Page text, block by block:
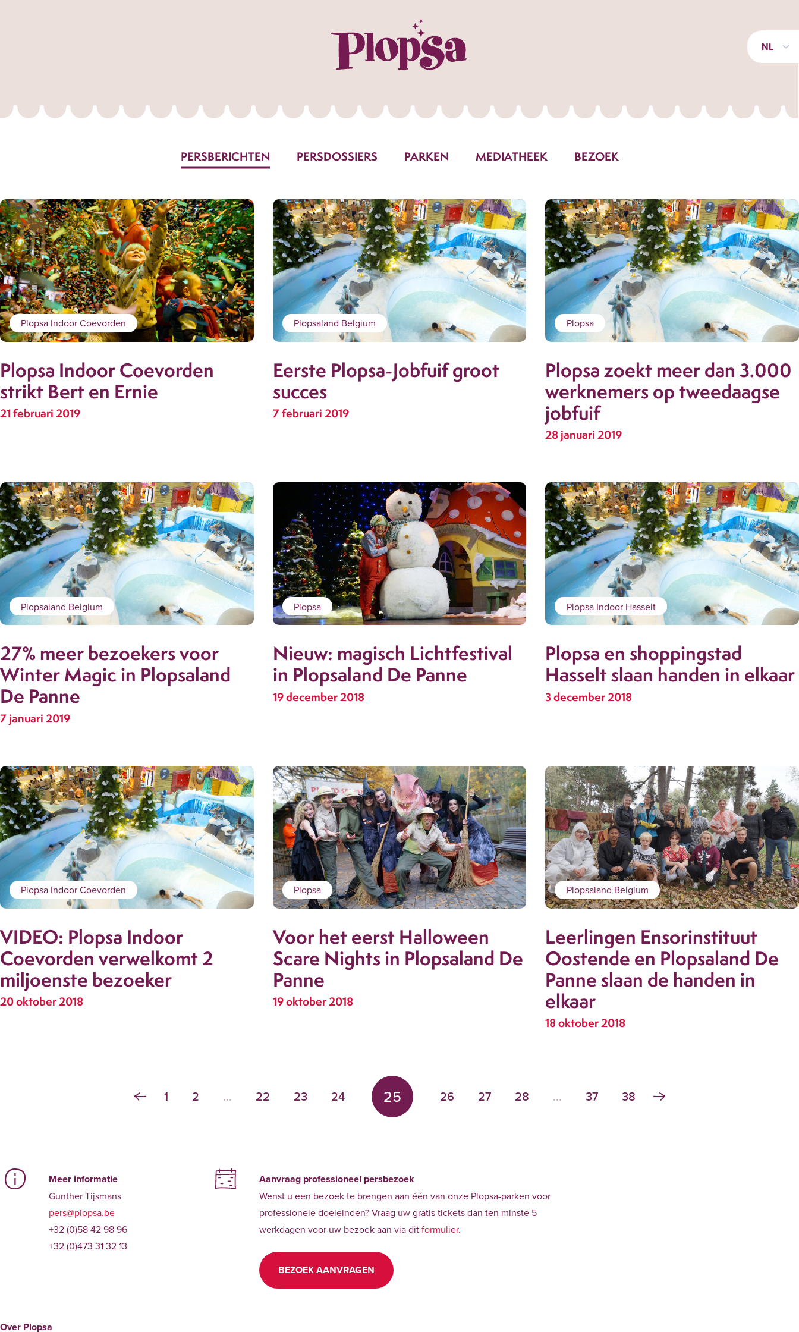
NL
PERSBERICHTEN PERSDOSSIERS PARKEN MEDIATHEEK BEZOEK
Plopsa Indoor Coevorden
Plopsa Indoor Coevorden
strikt Bert en Ernie
21 februari 2019
Plopsaland Belgium
Eerste Plopsa-Jobfuif groot
succes
7 februari 2019
Plopsa
Plopsa zoekt meer dan 3.000
werknemers op tweedaagse
jobfuif
28 januari 2019
Plopsaland Belgium
27% meer bezoekers voor
Winter Magic in Plopsaland
De Panne
7 januari 2019
Plopsa
Nieuw: magisch Lichtfestival
in Plopsaland De Panne
19 december 2018
Plopsa Indoor Hasselt
Plopsa en shoppingstad
Hasselt slaan handen in elkaar
3 december 2018
Plopsa Indoor Coevorden
VIDEO: Plopsa Indoor
Coevorden verwelkomt 2
miljoenste bezoeker
20 oktober 2018
Plopsa
Voor het eerst Halloween
Scare Nights in Plopsaland De
Panne
19 oktober 2018
Plopsaland Belgium
Leerlingen Ensorinstituut
Oostende en Plopsaland De
Panne slaan de handen in
elkaar
18 oktober 2018
1 2 ... 22 23 24 25 26 27 28 ... 37 38
Meer informatie
Gunther Tijsmans
pers@plopsa.be
+32 (0)58 42 98 96
+32 (0)473 31 32 13
Aanvraag professioneel persbezoek
Wenst u een bezoek te brengen aan één van onze Plopsa-parken voor
professionele doeleinden? Vraag uw gratis tickets dan ten minste 5
werkdagen voor uw bezoek aan via ditformulier.
BEZOEK AANVRAGEN
Over Plopsa